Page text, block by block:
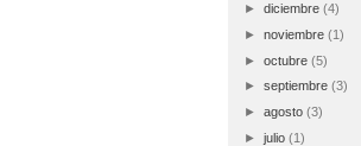
►diciembre (4)
►noviembre (1)
►octubre (5)
►septiembre (3)
►agosto (3)
►julio (1)